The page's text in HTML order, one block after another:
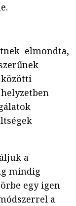
elmondta,
közötti
a
mindig
egy igen
a